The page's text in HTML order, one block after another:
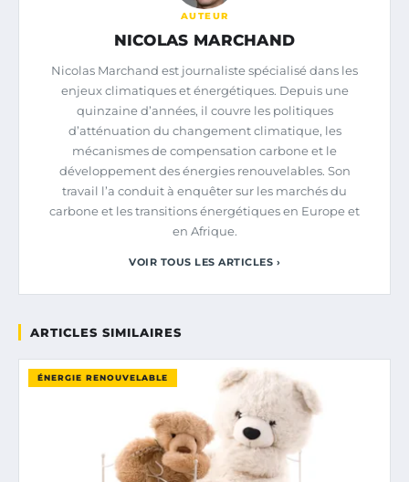
AUTEUR
NICOLAS MARCHAND
Nicolas Marchand est journaliste spécialisé dans les
enjeux climatiques et énergétiques. Depuis une
quinzaine d’années, il couvre les politiques
d’atténuation du changement climatique, les
mécanismes de compensation carbone et le
développement des énergies renouvelables. Son
travail l’a conduit à enquêter sur les marchés du
carbone et les transitions énergétiques en Europe et
en Afrique.
VOIR TOUS LES ARTICLES ›
ARTICLES SIMILAIRES
ÉNERGIE RENOUVELABLE